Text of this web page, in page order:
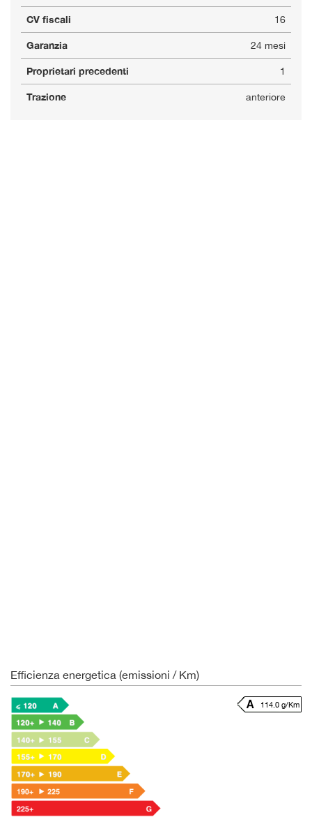
CV fiscali 16
Garanzia 24 mesi
Proprietari precedenti 1
Trazione anteriore
Efficienza energetica (emissioni / Km)
114.0 g/Km